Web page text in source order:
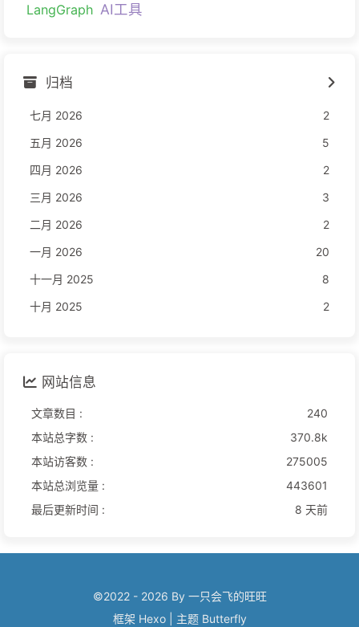
LangGraph AI工具
归档
七月 2026
2
五月 2026
5
四月 2026
2
三月 2026
3
二月 2026
2
一月 2026
20
十一月 2025
8
十月 2025
2
网站信息
文章数目 :
240
本站总字数 :
370.8k
本站访客数 :
275005
本站总浏览量 :
443601
最后更新时间 :
8 天前
©2022 - 2026 By 一只会飞的旺旺
框架 Hexo 主题 Butterfly